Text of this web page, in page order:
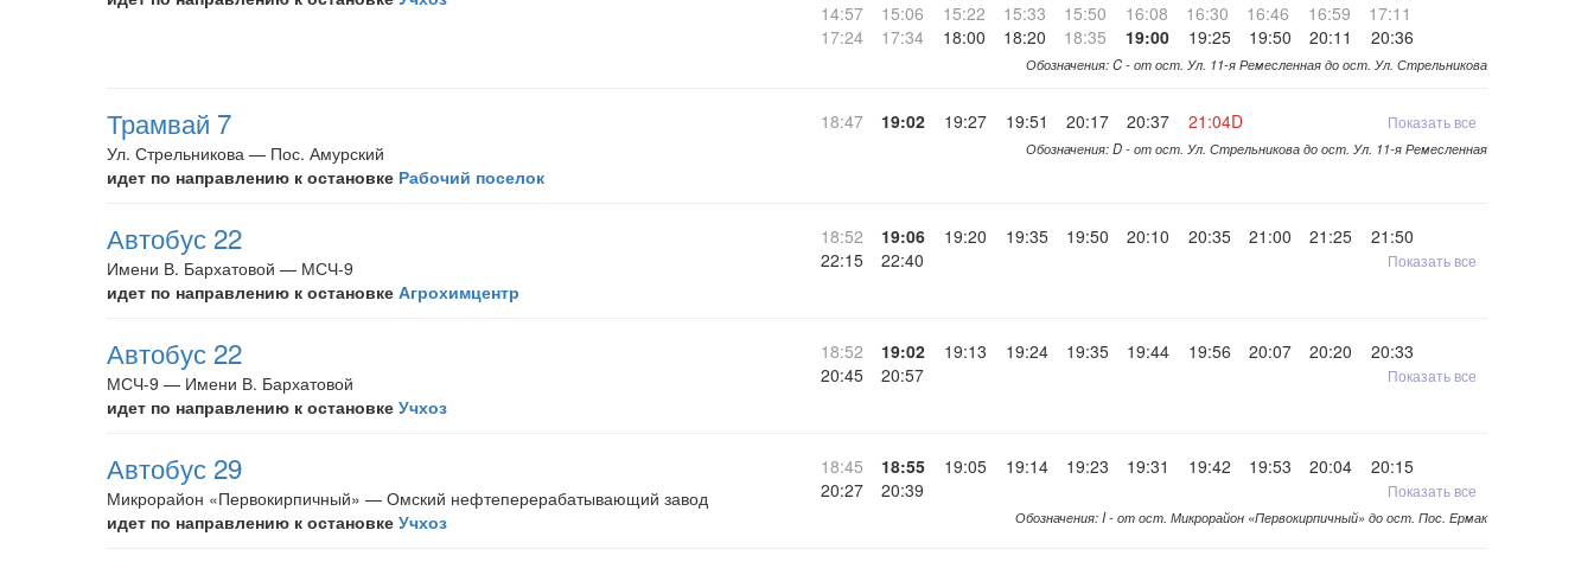
14:57
15:06 15:22 15:33 15:50 16:08 16:30 16:46 16:59
17:11
17:24
17:34 18:00 18:20 18:35 19:00 19:25 19:50 20:11 20:36
Обозначения: C - от ост. Ул. 11-я Ремесленная до ост. Ул. Стрельникова
Трамвай 7
Ул. Стрельникова — Пос. Амурский
идет по направлению к остановке Рабочий поселок
18:47 19:02 19:27 19:51 20:17 20:37 21:04D Показать все
Обозначения: D - от ост. Ул. Стрельникова до ост. Ул. 11-я Ремесленная
Автобус 22
Имени В. Бархатовой — МСЧ-9
идет по направлению к остановке Агрохимцентр
18:52 19:06 19:20 19:35 19:50 20:10 20:35 21:00 21:25
21:50
22:15
22:40 Показать все
Автобус 22
МСЧ-9 — Имени В. Бархатовой
идет по направлению к остановке Учхоз
18:52 19:02 19:13 19:24 19:35 19:44 19:56 20:07 20:20
20:33
20:45
20:57 Показать все
Автобус 29
Микрорайон «Первокирпичный» — Омский нефтеперерабатывающий завод
идет по направлению к остановке Учхоз
18:45 18:55 19:05 19:14 19:23 19:31 19:42 19:53 20:04
20:15
20:27
20:39 Показать все
Обозначения: I - от ост. Микрорайон «Первокирпичный» до ост. Пос. Ермак